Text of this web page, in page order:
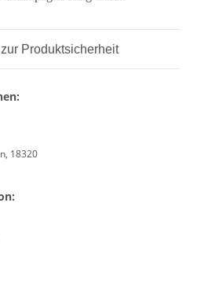
Produktsicherheit
18320